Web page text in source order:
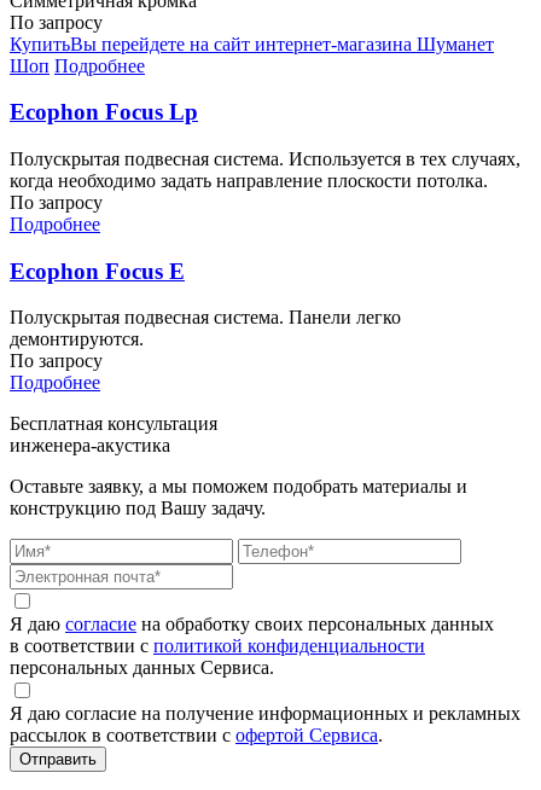
По запросу
КупитьВы перейдете на сайт интернет-магазина Шуманет
Шоп Подробнее
Ecophon Focus Lp
Полускрытая подвесная система. Используется в тех случаях,
когда необходимо задать направление плоскости потолка.
По запросу
Подробнее
Ecophon Focus E
Полускрытая подвесная система. Панели легко
демонтируются.
По запросу
Подробнее
Бесплатная консультация
инженера-акустика
Оставьте заявку, а мы поможем подобрать материалы и
конструкцию под Вашу задачу.
Я даю согласие на обработку своих персональных данных
в соответствии с политикой конфиденциальности
персональных данных Сервиса.
Я даю согласие на получение информационных и рекламных
рассылок в соответствии с офертой Сервиса.